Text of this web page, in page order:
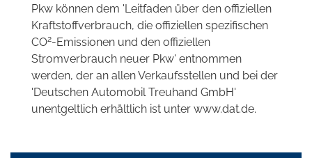
Pkw können dem 'Leitfaden über den offiziellen
Kraftstoffverbrauch, die offiziellen spezifischen
CO2-Emissionen und den offiziellen
Stromverbrauch neuer Pkw' entnommen
werden, der an allen Verkaufsstellen und bei der
'Deutschen Automobil Treuhand GmbH'
unentgeltlich erhältlich ist unter www.dat.de.